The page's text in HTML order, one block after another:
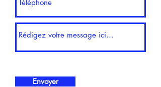
Envoyer